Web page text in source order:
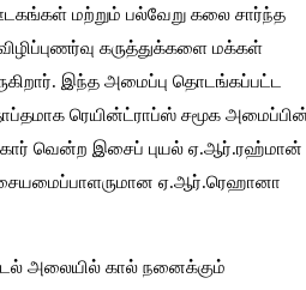
மற்றும் பல்வேறு கலை சார்ந்த
கருத்துக்களை மக்கள்
இந்த அமைப்பு தொடங்கப்பட்ட
ரெயின்ட்ராப்ஸ் சமூக
வென்ற இசைப் புயல் ஏ.ஆர்.ரஹ்மான்
ஏ.ஆர்.ரெஹானா
அலையில் கால் நனைக்கும்